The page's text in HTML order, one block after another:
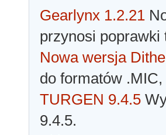
Gearlynx 1.2.21
przynosi poprawki
Nowa wersja
do formatów
TURGEN 9.4.5
9.4.5.